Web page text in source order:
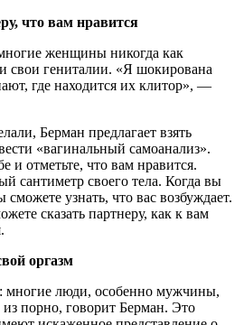
что вам нравится
женщины никогда как
свои гениталии. «Я шокирована
где находится их клитор», —
Берман предлагает взять
«вагинальный самоанализ».
и отметьте, что вам нравится.
сантиметр своего тела. Когда вы
сможете узнать, что вас возбуждает.
сказать партнеру, как к вам
оргазм
многие люди, особенно мужчины,
из порно, говорит Берман. Это